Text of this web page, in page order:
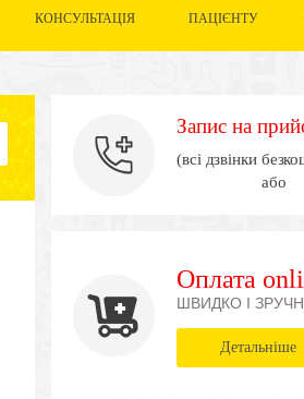
КОНСУЛЬТАЦІЯ ПАЦІЄНТУ
Запис на
(всі дзвінки
або
Оплата
ШВИДКО І
Детальніше